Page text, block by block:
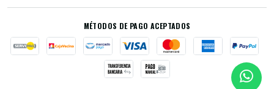
MÉTODOS DE PAGO ACEPTADOS